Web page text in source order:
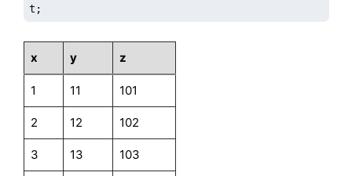
t;
x y z
1 11 101
2 12 102
3 13 103